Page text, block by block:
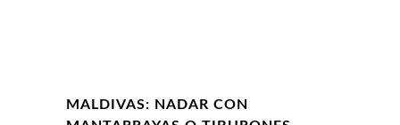
MALDIVAS: NADAR CON